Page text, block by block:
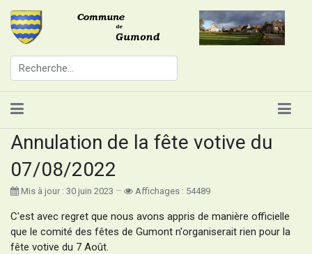
Annulation de la fête votive du
07/08/2022
Mis à jour : 30 juin 2023 Affichages : 54489
C'est avec regret que nous avons appris de manière officielle
que le comité des fêtes de Gumont n'organiserait rien pour la
fête votive du 7 Août.